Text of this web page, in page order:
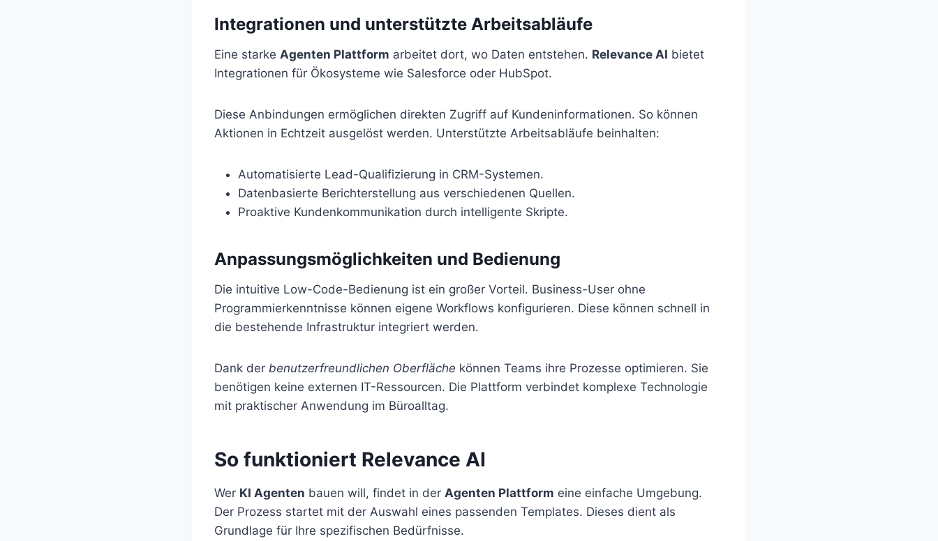
Integrationen und unterstützte Arbeitsabläufe
Eine starke Agenten Plattform arbeitet dort, wo Daten entstehen. Relevance AI bietet
Integrationen für Ökosysteme wie Salesforce oder HubSpot.
Diese Anbindungen ermöglichen direkten Zugriff auf Kundeninformationen. So können
Aktionen in Echtzeit ausgelöst werden. Unterstützte Arbeitsabläufe beinhalten:
Automatisierte Lead-Qualifizierung in CRM-Systemen.
Datenbasierte Berichterstellung aus verschiedenen Quellen.
Proaktive Kundenkommunikation durch intelligente Skripte.
Anpassungsmöglichkeiten und Bedienung
Die intuitive Low-Code-Bedienung ist ein großer Vorteil. Business-User ohne
Programmierkenntnisse können eigene Workflows konfigurieren. Diese können schnell in
die bestehende Infrastruktur integriert werden.
Dank der benutzerfreundlichen Oberfläche können Teams ihre Prozesse optimieren. Sie
benötigen keine externen IT-Ressourcen. Die Plattform verbindet komplexe Technologie
mit praktischer Anwendung im Büroalltag.
So funktioniert Relevance AI
Wer KI Agenten bauen will, findet in der Agenten Plattform eine einfache Umgebung.
Der Prozess startet mit der Auswahl eines passenden Templates. Dieses dient als
Grundlage für Ihre spezifischen Bedürfnisse.